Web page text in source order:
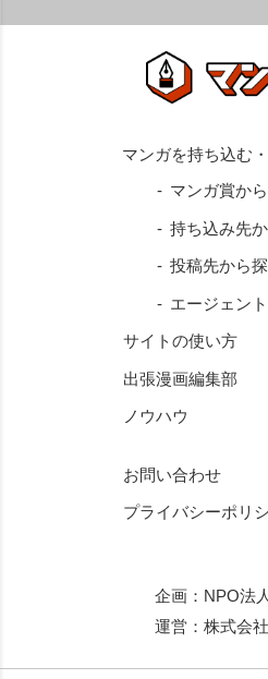
マンガ賞か
持ち込み先
投稿先から
エージェン
サイトの使い方
出張漫画編集部
ノウハウ
お問い合わせ
プライバシーポリ
企画： NPO法
運営： 株式会